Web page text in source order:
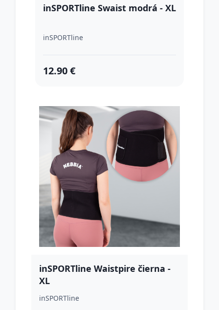
inSPORTline Swaist modrá - XL
inSPORTline
12.90 €
inSPORTline Waistpire čierna -
XL
inSPORTline